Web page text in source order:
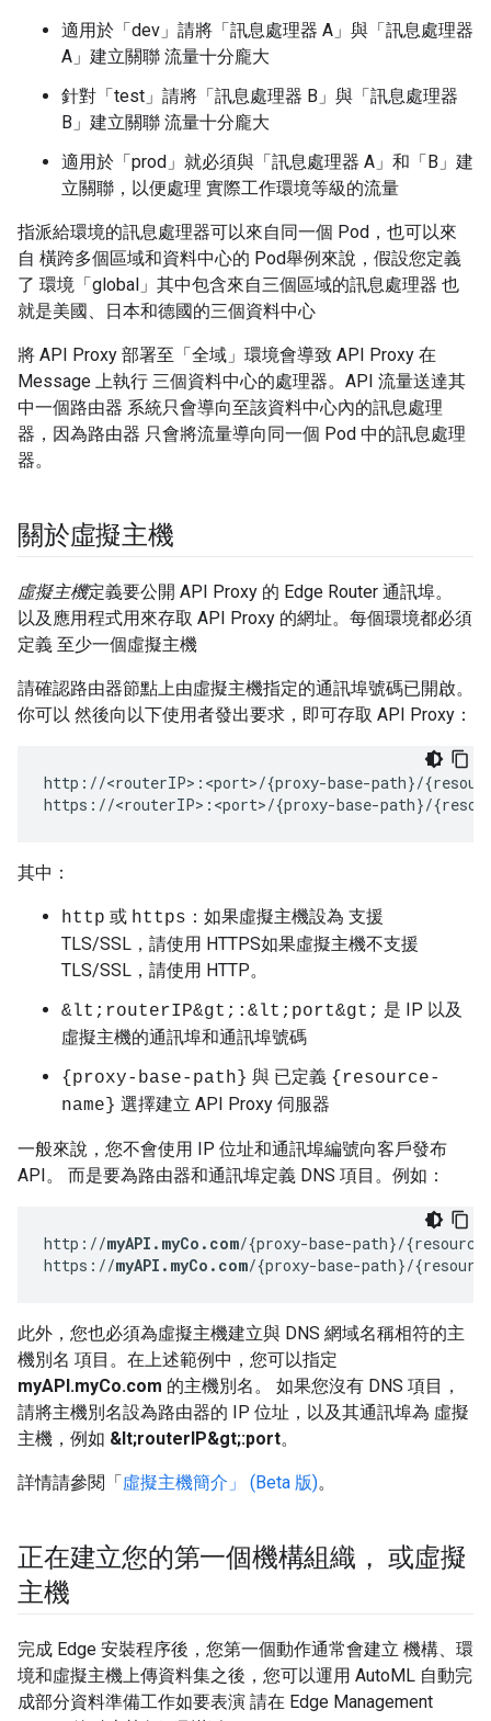
適用於「dev」請將「訊息處理器 A」與「訊息處理器
A」建立關聯 流量十分龐大
針對「test」請將「訊息處理器 B」與「訊息處理器
B」建立關聯 流量十分龐大
適用於「prod」就必須與「訊息處理器 A」和「B」建
立關聯，以便處理 實際工作環境等級的流量
指派給環境的訊息處理器可以來自同一個 Pod，也可以來
自 橫跨多個區域和資料中心的 Pod舉例來說，假設您定義
了 環境「global」其中包含來自三個區域的訊息處理器 也
就是美國、日本和德國的三個資料中心
將 API Proxy 部署至「全域」環境會導致 API Proxy 在
Message 上執行 三個資料中心的處理器。API 流量送達其
中一個路由器 系統只會導向至該資料中心內的訊息處理
器，因為路由器 只會將流量導向同一個 Pod 中的訊息處理
器。
關於虛擬主機
虛擬主機定義要公開 API Proxy 的 Edge Router 通訊埠。
以及應用程式用來存取 API Proxy 的網址。每個環境都必須
定義 至少一個虛擬主機
請確認路由器節點上由虛擬主機指定的通訊埠號碼已開啟。
你可以 然後向以下使用者發出要求，即可存取 API Proxy：
http://<routerIP>:<port>/{proxy-base-path}/
https://<routerIP>:<port>/{proxy-base-path}/
其中：
http 或 https ：如果虛擬主機設為 支援
TLS/SSL，請使用 HTTPS如果虛擬主機不支援
TLS/SSL，請使用 HTTP。
&lt;routerIP&gt;:&lt;port&gt; 是 IP 以及
虛擬主機的通訊埠和通訊埠號碼
{proxy-base-path} 與 已定義 {resource-
name} 選擇建立 API Proxy 伺服器
一般來說，您不會使用 IP 位址和通訊埠編號向客戶發布
API。 而是要為路由器和通訊埠定義 DNS 項目。例如：
http://myAPI.myCo.com/{proxy-base-path}/{resource-
https://myAPI.myCo.com/{proxy-base-path}/
此外，您也必須為虛擬主機建立與 DNS 網域名稱相符的主
機別名 項目。在上述範例中，您可以指定
myAPI.myCo.com 的主機別名。 如果您沒有 DNS 項目，
請將主機別名設為路由器的 IP 位址，以及其通訊埠為 虛擬
主機，例如 &lt;routerIP&gt;:port。
詳情請參閱「 虛擬主機簡介」 (Beta 版)。
正在建立您的第一個機構組織， 或虛擬
主機
完成 Edge 安裝程序後，您第一個動作通常會建立 機構、環
境和虛擬主機上傳資料集之後，您可以運用 AutoML 自動完
成部分資料準備工作如要表演 請在 Edge Management